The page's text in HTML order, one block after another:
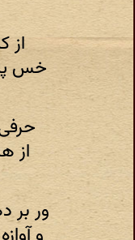
از
خس
از
ور بر